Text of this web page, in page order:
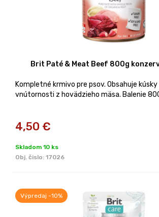
Brit Paté & Meat Beef 800g
Kompletné krmivo pre psov. Obsahuje kúsky
vnútornosti z hovädzieho mäsa. Balenie
4,50 €
Skladom 10 ks
Obj. čislo: 17026
Výpredaj -10%